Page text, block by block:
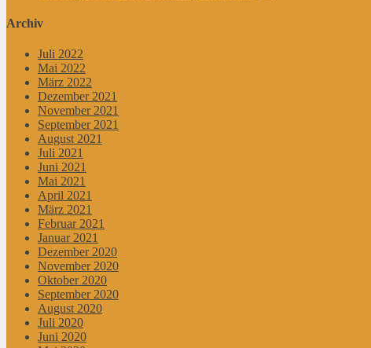
Archiv
Juli 2022
Mai 2022
März 2022
Dezember 2021
November 2021
September 2021
August 2021
Juli 2021
Juni 2021
Mai 2021
April 2021
März 2021
Februar 2021
Januar 2021
Dezember 2020
November 2020
Oktober 2020
September 2020
August 2020
Juli 2020
Juni 2020